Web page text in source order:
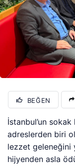
BEĞEN
İstanbul’un
adreslerden biri
lezzet geleneğini
hijyenden asla